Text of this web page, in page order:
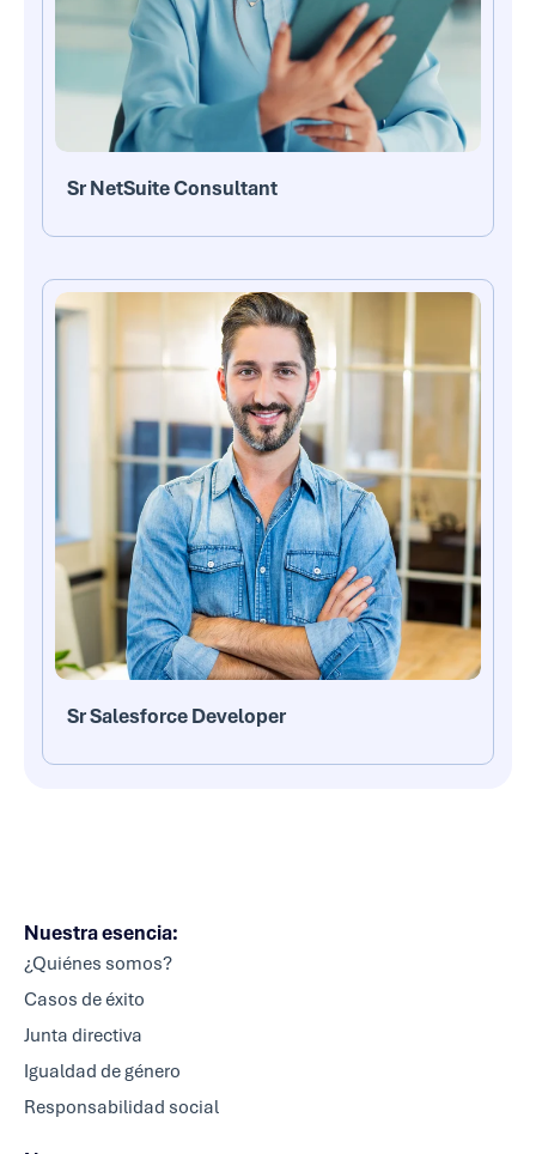
Sr NetSuite Consultant
Sr Salesforce Developer
Nuestra esencia:
¿Quiénes somos?
Casos de éxito
Junta directiva
Igualdad de género
Responsabilidad social